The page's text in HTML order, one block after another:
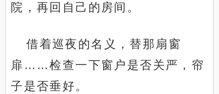
院，再回自己的房间。
借着巡夜的名义，替那扇窗
扉……检查一下窗户是否关严，帘
子是否垂好。